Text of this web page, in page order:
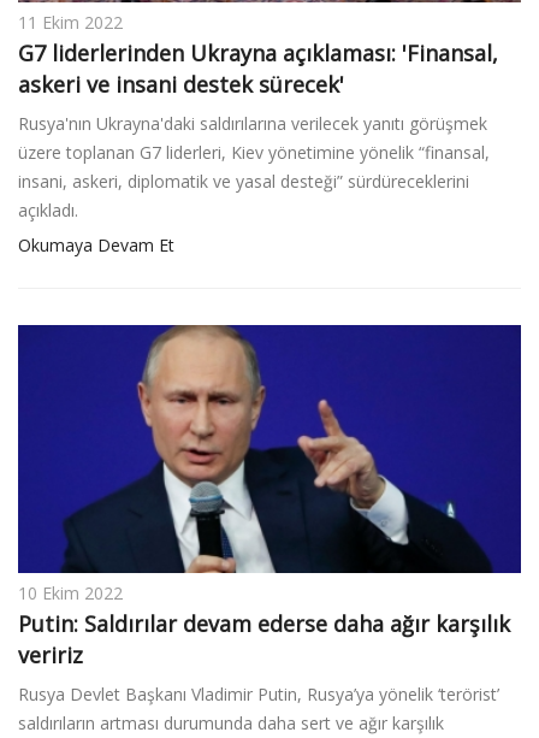
11 Ekim 2022
G7 liderlerinden Ukrayna açıklaması: 'Finansal,
askeri ve insani destek sürecek'
Rusya'nın Ukrayna'daki saldırılarına verilecek yanıtı görüşmek
üzere toplanan G7 liderleri, Kiev yönetimine yönelik “finansal,
insani, askeri, diplomatik ve yasal desteği” sürdüreceklerini
açıkladı.
Okumaya Devam Et
10 Ekim 2022
Putin: Saldırılar devam ederse daha ağır karşılık
veririz
Rusya Devlet Başkanı Vladimir Putin, Rusya’ya yönelik ‘terörist’
saldırıların artması durumunda daha sert ve ağır karşılık